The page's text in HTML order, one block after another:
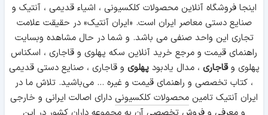
اینجا فروشگاه آنلاین محصولات کلکسیونی ، اشیاء قدیمی ، آنتیک و
صنایع دستی معاصر ایران است. «ایران آنتیک» در حقیقت علامت
تجاری این واحد صنفی می باشد. و شما در حال مشاهده وبسایت
راهنمای قیمت و مرجع خرید آنلاین سکه پهلوی و قاجاری ، اسکناس
پهلوی وقاجاری ، مدال یادبودپهلوی و قاجاری ، صنایع دستی قدیمی
، کتاب تخصصی و راهنمای قیمت و غیره ... می‌باشید. تلاش ما در
ایران آنتیک تامین محصولات کلکسیونی دارای اصالت ایرانی و خارجی